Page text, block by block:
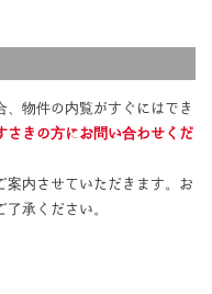
、物件の内覧がすぐにはでき
さきの方にお問い合わせくだ
案内させていただきます。お
承ください。